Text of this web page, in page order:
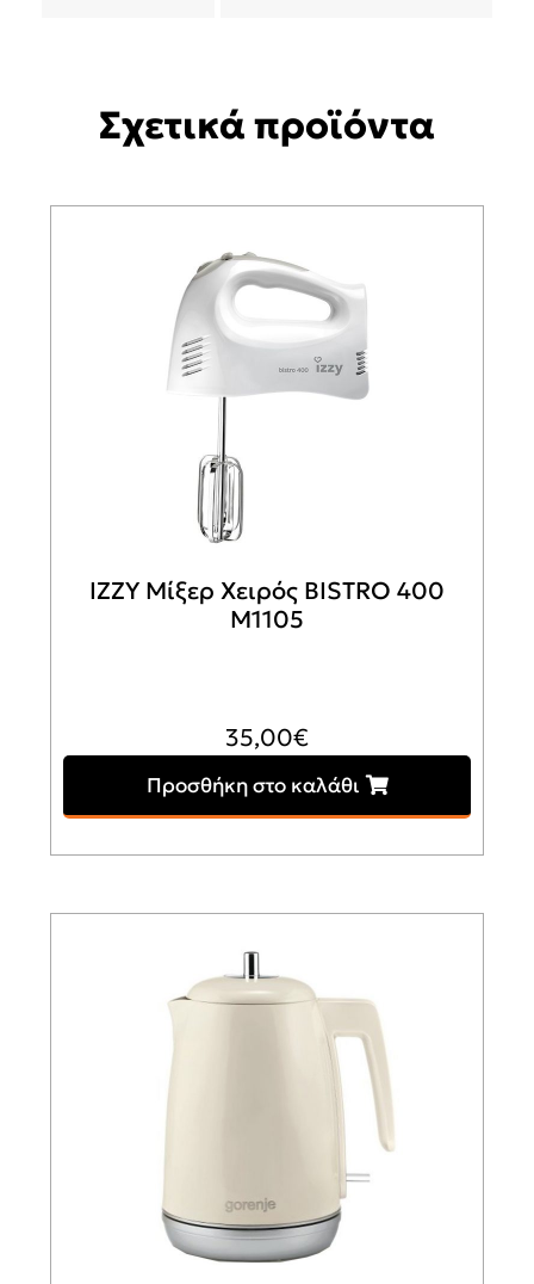
Σχετικά προϊόντα
IZZY Μίξερ Χειρός BISTRO 400
M1105
35,00€
Προσθήκη στο καλάθι